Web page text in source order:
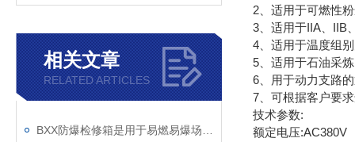
相关文章
RELATED ARTICLES
2、适用于可燃性
3、适用于IIA、IIB
4、适用于温度组
5、适用于石油采
6、用于动力支路
7、可根据客户要
技术参数:
额定电压:AC380V